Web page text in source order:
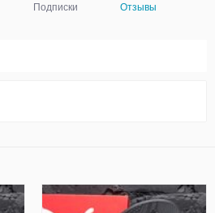
Подписки Отзывы